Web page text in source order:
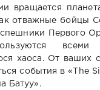
вращается
отважные бойцы
Первого
всеми
хаоса. От ваших
события в «The
Батуу».